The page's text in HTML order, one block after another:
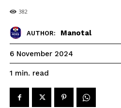
382
AUTHOR: Manotal
6 November 2024
1 min. read